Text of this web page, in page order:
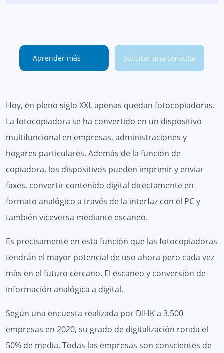
Aprender más Solicitar una consulta
Hoy, en pleno siglo XXI, apenas quedan fotocopiadoras.
La fotocopiadora se ha convertido en un dispositivo
multifuncional en empresas, administraciones y
hogares particulares. Además de la función de
copiadora, los dispositivos pueden imprimir y enviar
faxes, convertir contenido digital directamente en
formato analógico a través de la interfaz con el PC y
también viceversa mediante escaneo.
Es precisamente en esta función que las fotocopiadoras
tendrán el mayor potencial de uso ahora pero cada vez
más en el futuro cercano. El escaneo y conversión de
información analógica a digital.
Según una encuesta realizada por DIHK a 3.500
empresas en 2020, su grado de digitalización ronda el
50% de media. Todas las empresas son conscientes de